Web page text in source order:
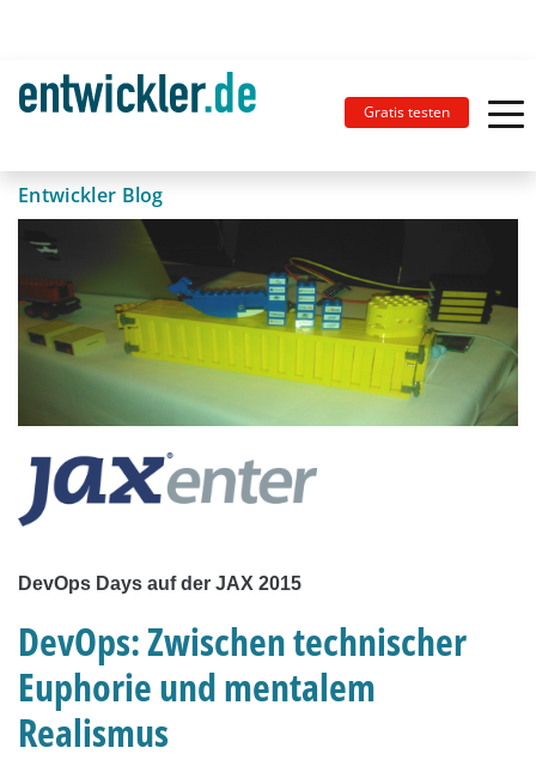
Gratis testen
Entwickler Blog
DevOps Days auf der JAX 2015
DevOps: Zwischen technischer
Euphorie und mentalem
Realismus